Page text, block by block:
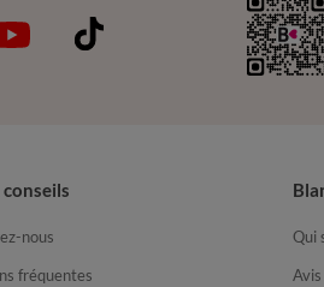
nous
fréquentes
Qui